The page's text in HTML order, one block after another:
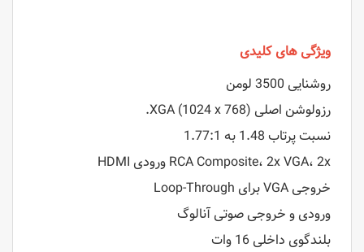
ویژگی های کلیدی
روشنایی 3500 لومن
رزولوشن اصلی XGA (1024 x 768).
نسبت پرتاب 1.48 به 1.77:1
RCA Composite، 2x VGA، 2x ورودی HDMI
خروجی VGA برای Loop-Through
ورودی و خروجی صوتی آنالوگ
بلندگوی داخلی 16 وات